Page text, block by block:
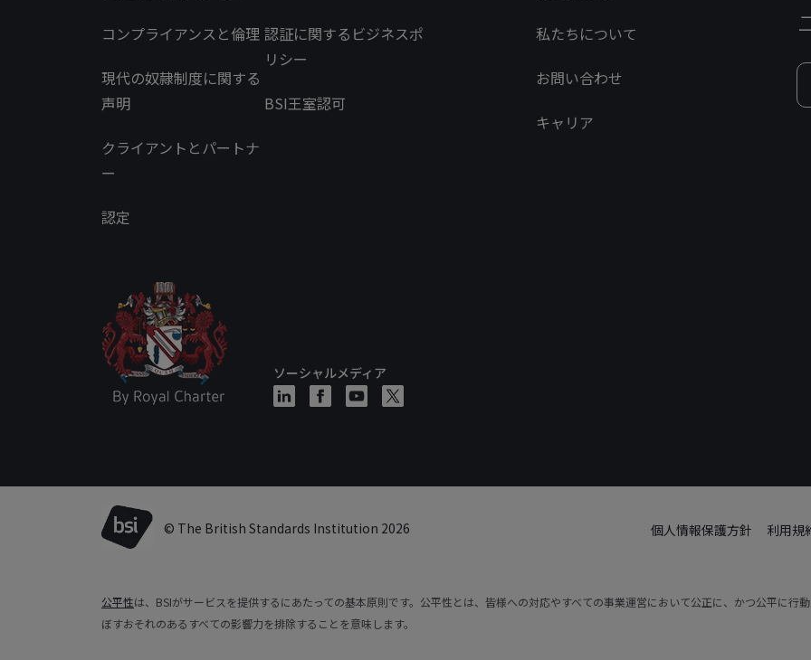
コンプライアンスと倫理
現代の奴隷制度に関する
声明
クライアントとパートナ
ー
認定
認証に関するビジネスポ
リシー
BSI王室認可
ソーシャルメディア
私たちについて
お問い合わせ
キャリア
© The British Standards Institution 2026 個人情報保護方針 利用規
公平性は、BSIがサービスを提供するにあたっての基本原則です。公平性とは、皆様への対応やすべての事業運営において公正に、かつ公平に行
ぼすおそれのあるすべての影響力を排除することを意味します。